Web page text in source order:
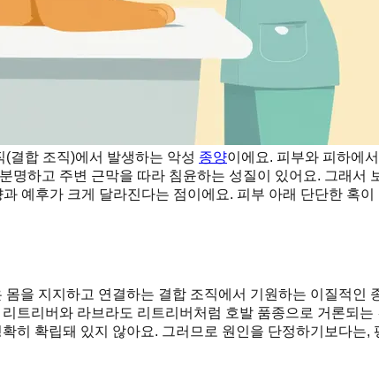
(결합 조직)에서 발생하는 악성 종양이에요. 피부와 피하에
하고 주변 근막을 따라 침윤하는 성질이 있어요. 그래서
예후가 크게 달라진다는 점이에요. 피부 아래 단단한 혹
을 지지하고 연결하는 결합 조직에서 기원하는 이질적인
트리버와 라브라도 리트리버처럼 호발 품종으로 거론되는
히 확립돼 있지 않아요. 그러므로 원인을 단정하기보다는,